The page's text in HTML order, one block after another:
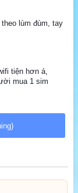
lùm đùm, tay
tiện hơn á,
mua 1 sim